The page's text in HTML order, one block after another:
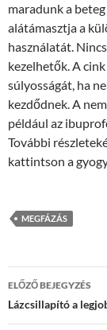
maradunk a
alátámasztja a
használatát.
kezelhetők. A
súlyosságát, ha
kezdődnek. A
például az
További
kattintson a
MEGFÁZÁS
Bejegyzés
navigáció
ELŐZŐ BEJEGYZÉS
Lázcsillapító a